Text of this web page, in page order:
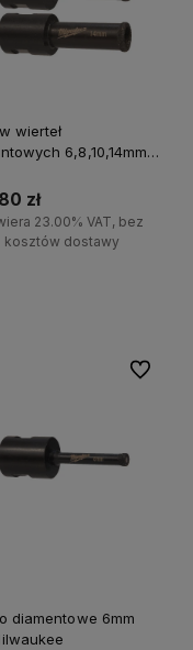
wierteł
6,8,10,14mm
zł
23.00% VAT, bez
kosztów dostawy
diamentowe 6mm
Do